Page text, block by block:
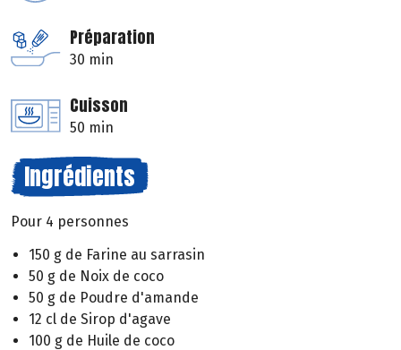
Préparation
30 min
Cuisson
50 min
Ingrédients
Pour 4 personnes
150 g de Farine au sarrasin
50 g de Noix de coco
50 g de Poudre d'amande
12 cl de Sirop d'agave
100 g de Huile de coco